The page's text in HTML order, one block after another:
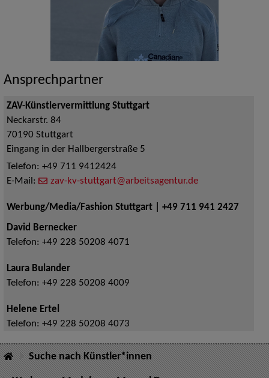
Ansprechpartner
ZAV-Künstlervermittlung Stuttgart
Neckarstr. 84
70190 Stuttgart
Eingang in der Hallbergerstraße 5
Telefon: +49 711 9412424
E-Mail:
zav-kv-stuttgart@arbeitsagentur.de
Werbung/Media/Fashion Stuttgart | +49 711 941 2427
David Bernecker
Telefon: +49 228 50208 4071
Laura Bulander
Telefon: +49 228 50208 4009
Helene Ertel
Telefon: +49 228 50208 4073
Suche nach Künstler*innen